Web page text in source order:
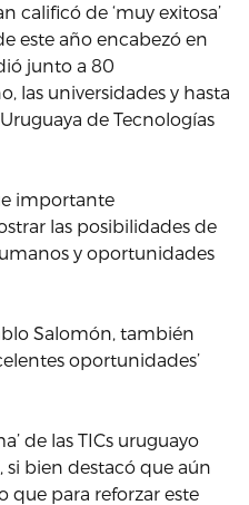
calificó de ‘muy exitosa’
este año encabezó en
junto a 80
las universidades y hasta
de Tecnologías
importante
las posibilidades de
y oportunidades
Salomón, también
oportunidades’
de las TICs uruguayo
si bien destacó que aún
que para reforzar este